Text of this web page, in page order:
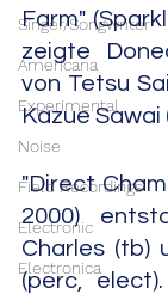
Singer/Songwriter
Americana
Experimental
Noise
Field Recordings
Electronic
Electronica
Farm"
zeigte
von Tetsu
Kazue Sawai
"Direct
2000)
Charles (tb)
(perc,